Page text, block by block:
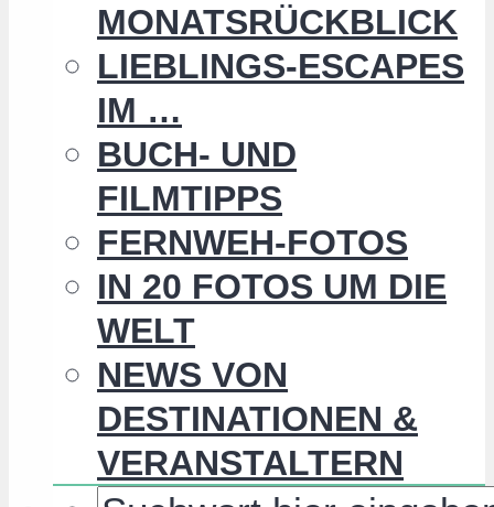
MONATSRÜCKBLICK
LIEBLINGS-ESCAPES
IM …
BUCH- UND
FILMTIPPS
FERNWEH-FOTOS
IN 20 FOTOS UM DIE
WELT
NEWS VON
DESTINATIONEN &
VERANSTALTERN